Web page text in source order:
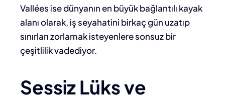
Vallées ise dünyanın en büyük bağlantılı kayak
alanı olarak, iş seyahatini birkaç gün uzatıp
sınırları zorlamak isteyenlere sonsuz bir
çeşitlilik vadediyor.
Sessiz Lüks ve